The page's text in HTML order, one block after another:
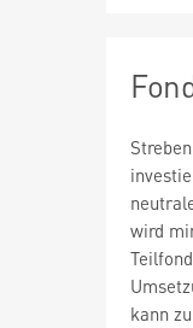
wird
kann